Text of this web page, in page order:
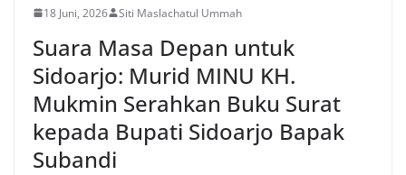
18 Juni, 2026 Siti Maslachatul Ummah
Suara Masa Depan untuk
Sidoarjo: Murid MINU KH.
Mukmin Serahkan Buku Surat
kepada Bupati Sidoarjo Bapak
Subandi